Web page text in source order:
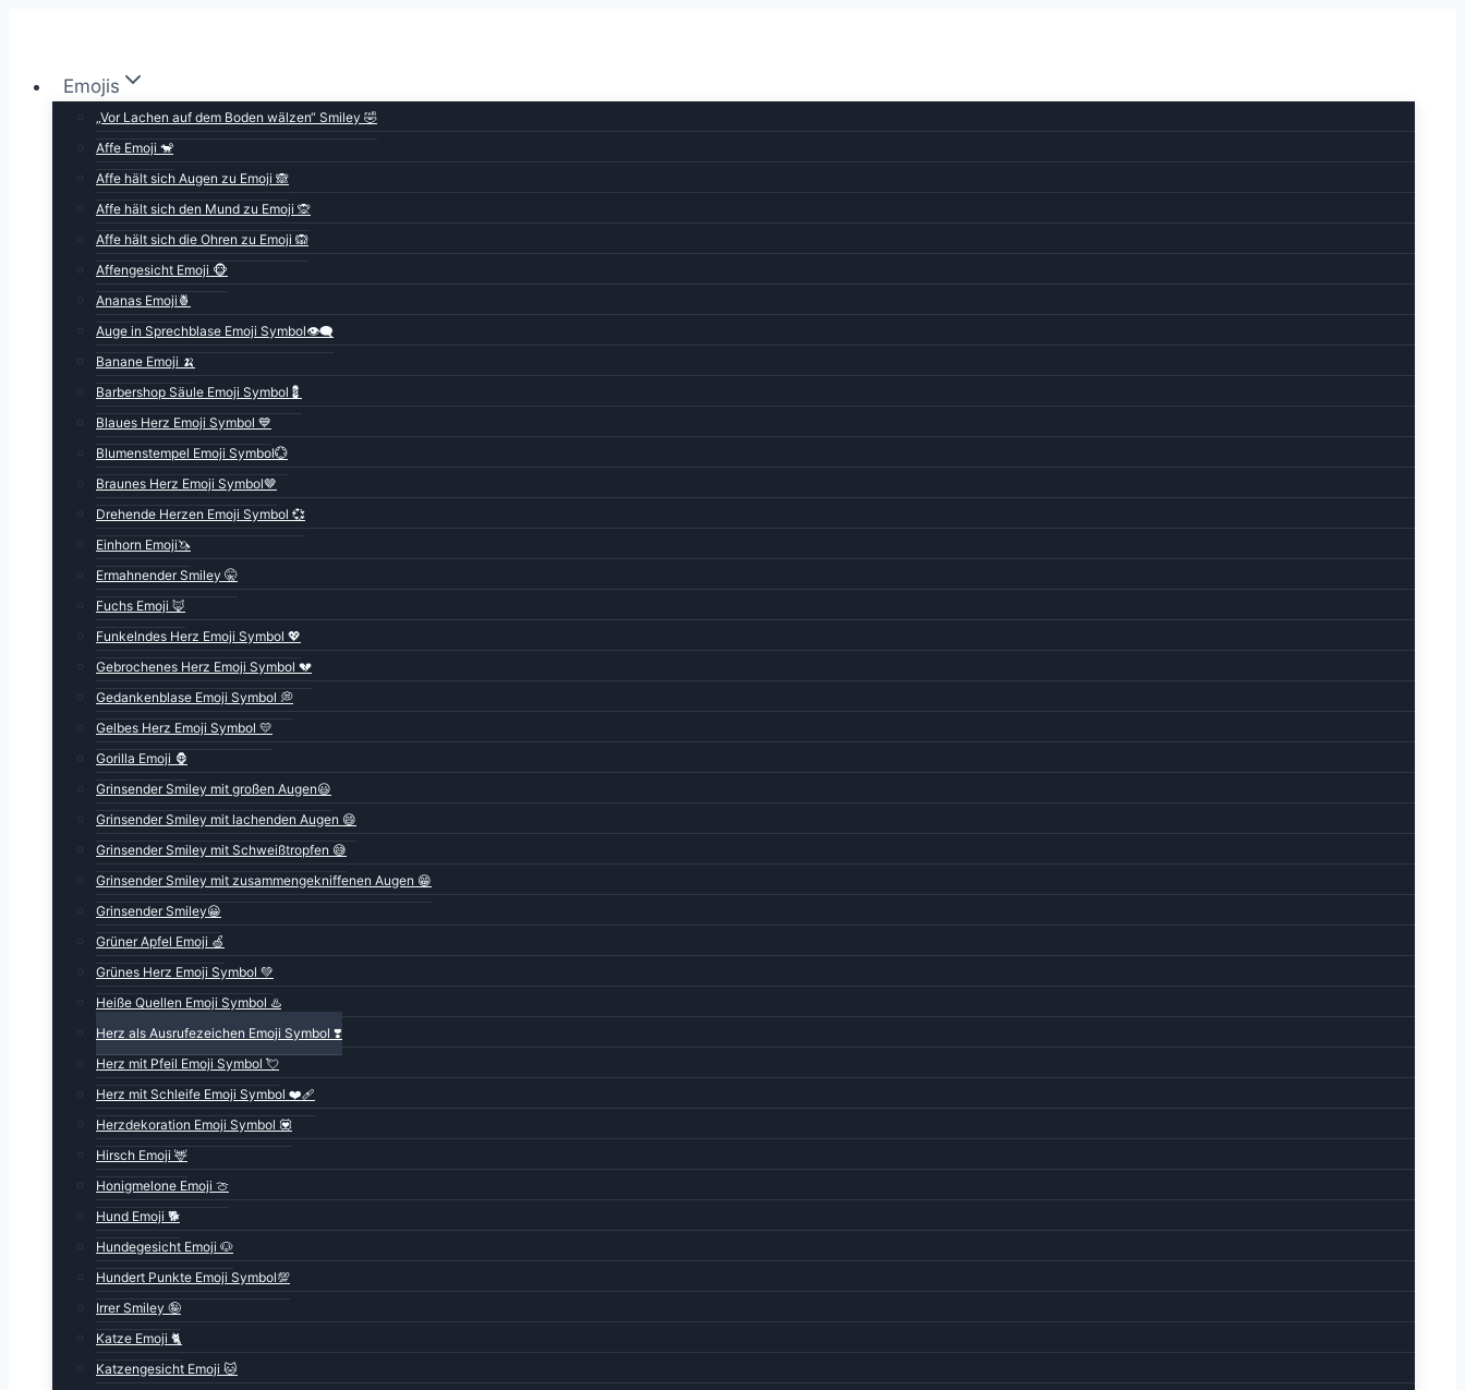
springenEmojis
„Vor Lachen auf dem Boden wälzen“ Smiley 🤣
Affe Emoji 🐒
Affe hält sich Augen zu Emoji 🙈
Affe hält sich den Mund zu Emoji 🙊
Affe hält sich die Ohren zu Emoji 🙉
Affengesicht Emoji 🐵
Ananas Emoji🍍
Auge in Sprechblase Emoji Symbol👁️‍🗨️
Banane Emoji 🍌
Barbershop Säule Emoji Symbol💈
Blaues Herz Emoji Symbol 💙
Blumenstempel Emoji Symbol💮
Braunes Herz Emoji Symbol🤎
Drehende Herzen Emoji Symbol 💞
Einhorn Emoji🦄
Ermahnender Smiley 🤫
Fuchs Emoji 🦊
Funkelndes Herz Emoji Symbol 💖
Gebrochenes Herz Emoji Symbol 💔
Gedankenblase Emoji Symbol 💭
Gelbes Herz Emoji Symbol 💛
Gorilla Emoji 🦍
Grinsender Smiley mit großen Augen😃
Grinsender Smiley mit lachenden Augen 😄
Grinsender Smiley mit Schweißtropfen 😅
Grinsender Smiley mit zusammengekniffenen Augen 😁
Grinsender Smiley😀
Grüner Apfel Emoji 🍏
Grünes Herz Emoji Symbol 💚
Heiße Quellen Emoji Symbol ♨️
Herz als Ausrufezeichen Emoji Symbol ❣️
Herz mit Pfeil Emoji Symbol 💘
Herz mit Schleife Emoji Symbol ❤️‍🩹
Herzdekoration Emoji Symbol 💟
Hirsch Emoji 🦌
Honigmelone Emoji 🍈
Hund Emoji 🐕
Hundegesicht Emoji 🐶
Hundert Punkte Emoji Symbol💯
Irrer Smiley 🤪
Katze Emoji 🐈
Katzengesicht Emoji 🐱